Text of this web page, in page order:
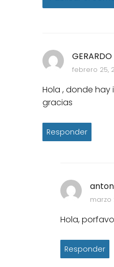
GERARDO
febrero 25,
Hola , donde
gracias
Responder
marzo
Hola,
Responder